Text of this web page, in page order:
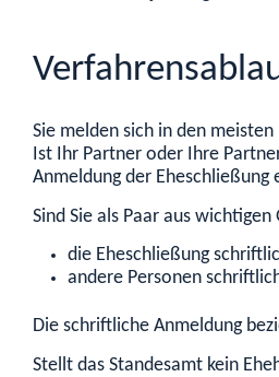
Sie melden sich in den
Ist Ihr Partner oder Ihre
Anmeldung der Eheschließung
Sind Sie als Paar aus
die Eheschließung
andere Personen
Die schriftliche Anmeldung
Stellt das Standesamt kein